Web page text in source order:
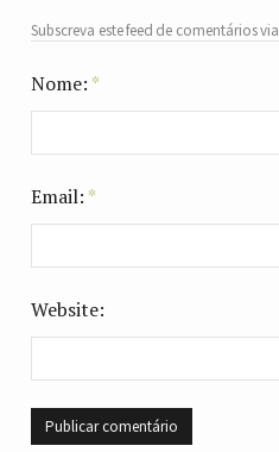
Subscreva este feed de comentários via
Nome: *
Email: *
Website: